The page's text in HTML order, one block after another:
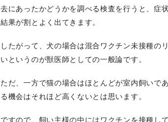
去にあったかどうかを調べる検査を行うと、症
結果が割とよく出てきます。
したがって、犬の場合は混合ワクチン未接種の
いというのが獣医師としての一般論です。
ただ、一方で猫の場合はほとんどが室内飼いで
る機会はそれほど高くないとは思います。
ですので、飼い主様の中にはワクチンを接種し